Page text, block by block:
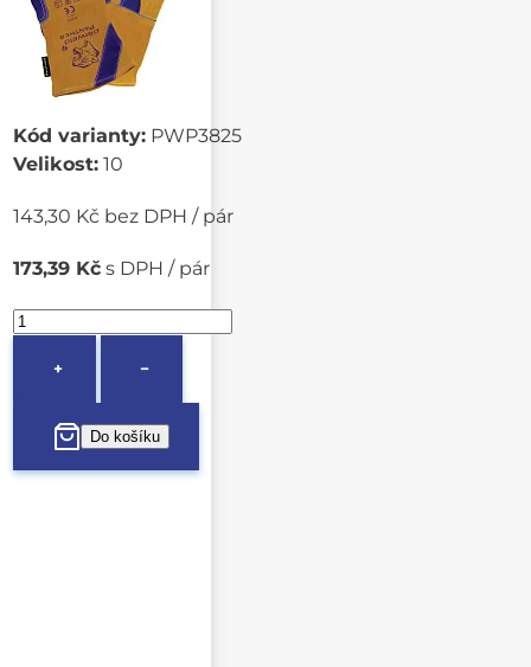
Kód varianty: PWP3825
Velikost: 10
143,30 Kč bez DPH / pár
173,39 Kč s DPH / pár
+ −